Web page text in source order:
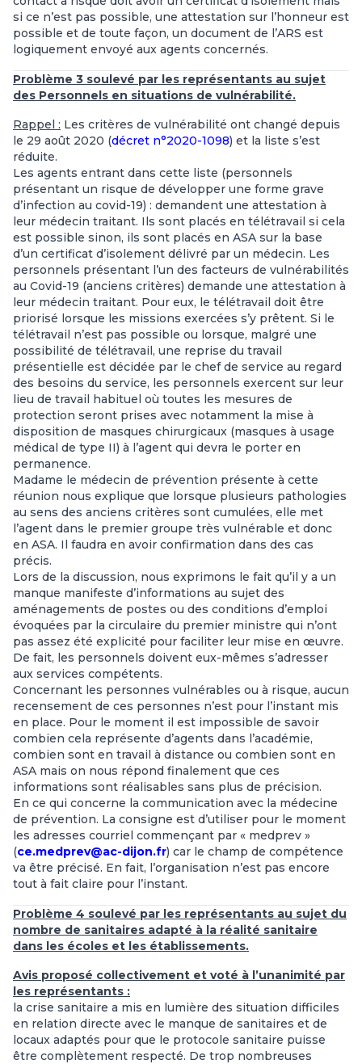
si ce n’est pas possible, une attestation sur l’honneur est
possible et de toute façon, un document de l’ARS est
logiquement envoyé aux agents concernés.
Problème 3 soulevé par les représentants au sujet
des Personnels en situations de vulnérabilité.
Rappel : Les critères de vulnérabilité ont changé depuis
le 29 août 2020 (décret n°2020-1098) et la liste s’est
réduite.
Les agents entrant dans cette liste (personnels
présentant un risque de développer une forme grave
d’infection au covid-19) : demandent une attestation à
leur médecin traitant. Ils sont placés en télétravail si cela
est possible sinon, ils sont placés en ASA sur la base
d’un certificat d’isolement délivré par un médecin. Les
personnels présentant l’un des facteurs de vulnérabilités
au Covid-19 (anciens critères) demande une attestation à
leur médecin traitant. Pour eux, le télétravail doit être
priorisé lorsque les missions exercées s’y prêtent. Si le
télétravail n’est pas possible ou lorsque, malgré une
possibilité de télétravail, une reprise du travail
présentielle est décidée par le chef de service au regard
des besoins du service, les personnels exercent sur leur
lieu de travail habituel où toutes les mesures de
protection seront prises avec notamment la mise à
disposition de masques chirurgicaux (masques à usage
médical de type II) à l’agent qui devra le porter en
permanence.
Madame le médecin de prévention présente à cette
réunion nous explique que lorsque plusieurs pathologies
au sens des anciens critères sont cumulées, elle met
l’agent dans le premier groupe très vulnérable et donc
en ASA. Il faudra en avoir confirmation dans des cas
précis.
Lors de la discussion, nous exprimons le fait qu’il y a un
manque manifeste d’informations au sujet des
aménagements de postes ou des conditions d’emploi
évoquées par la circulaire du premier ministre qui n’ont
pas assez été explicité pour faciliter leur mise en œuvre.
De fait, les personnels doivent eux-mêmes s’adresser
aux services compétents.
Concernant les personnes vulnérables ou à risque, aucun
recensement de ces personnes n’est pour l’instant mis
en place. Pour le moment il est impossible de savoir
combien cela représente d’agents dans l’académie,
combien sont en travail à distance ou combien sont en
ASA mais on nous répond finalement que ces
informations sont réalisables sans plus de précision.
En ce qui concerne la communication avec la médecine
de prévention. La consigne est d’utiliser pour le moment
les adresses courriel commençant par « medprev »
(ce.medprev@ac-dijon.fr) car le champ de compétence
va être précisé. En fait, l’organisation n’est pas encore
tout à fait claire pour l’instant.
Problème 4 soulevé par les représentants au sujet du
nombre de sanitaires adapté à la réalité sanitaire
dans les écoles et les établissements.
Avis proposé collectivement et voté à l’unanimité par
les représentants :
la crise sanitaire a mis en lumière des situation difficiles
en relation directe avec le manque de sanitaires et de
locaux adaptés pour que le protocole sanitaire puisse
être complètement respecté. De trop nombreuses